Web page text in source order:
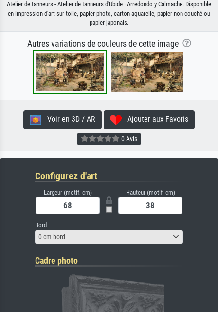
Atelier de tanneurs - Atelier de tanneurs d'Ubide · Arredondo y Calmache. Disponible
en impression d'art sur toile, papier photo, carton aquarelle, papier non couché ou
papier japonais.
Autres variations de couleurs de cette image
Voir en 3D / AR Ajouter aux Favoris
0 Avis
Configurez d'art
Largeur (motif, cm) Hauteur (motif, cm)
Bord
0 cm bord
Cadre photo